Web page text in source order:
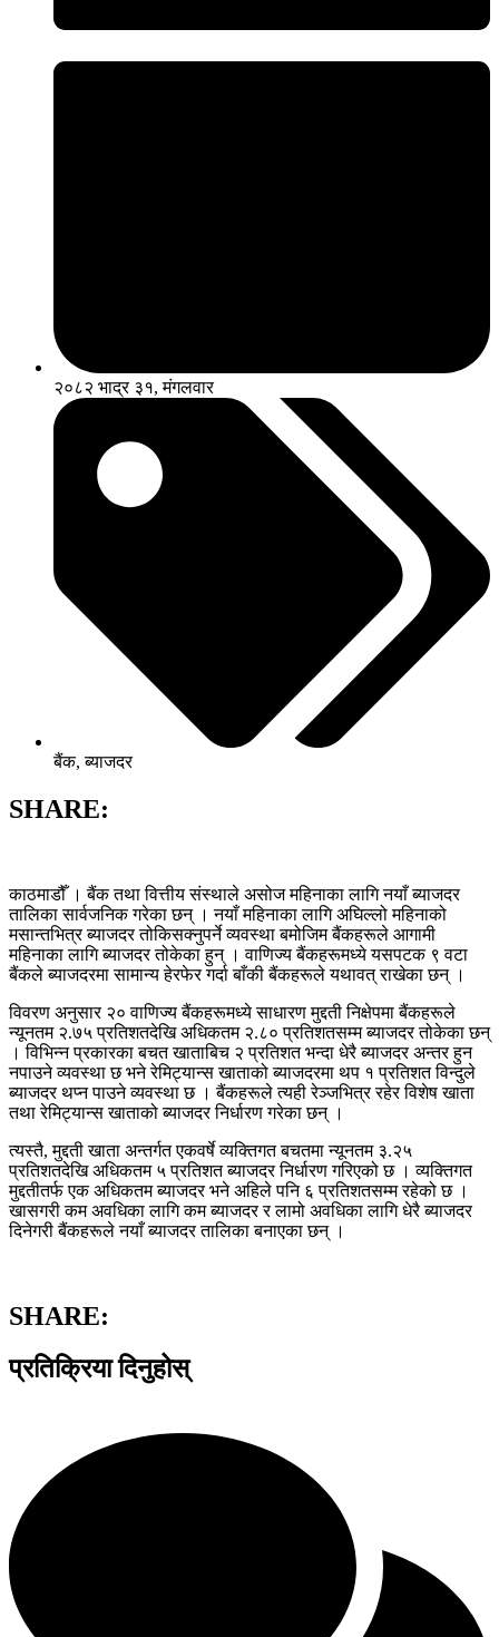
२०८२ भाद्र ३१, मंगलवार
बैंक,ब्याजदर
SHARE:
काठमाडौँ । बैंक तथा वित्तीय संस्थाले असोज महिनाका लागि नयाँ ब्याजदर
तालिका सार्वजनिक गरेका छन् । नयाँ महिनाका लागि अघिल्लो महिनाको
मसान्तभित्र ब्याजदर तोकिसक्नुपर्ने व्यवस्था बमोजिम बैंकहरूले आगामी
महिनाका लागि ब्याजदर तोकेका हुन् । वाणिज्य बैंकहरूमध्ये यसपटक ९ वटा
बैंकले ब्याजदरमा सामान्य हेरफेर गर्दा बाँकी बैंकहरूले यथावत् राखेका छन् ।
विवरण अनुसार २० वाणिज्य बैंकहरूमध्ये साधारण मुद्दती निक्षेपमा बैंकहरूले
न्यूनतम २.७५ प्रतिशतदेखि अधिकतम २.८० प्रतिशतसम्म ब्याजदर तोकेका छन्
। विभिन्न प्रकारका बचत खाताबिच २ प्रतिशत भन्दा धेरै ब्याजदर अन्तर हुन
नपाउने व्यवस्था छ भने रेमिट्यान्स खाताको ब्याजदरमा थप १ प्रतिशत विन्दुले
ब्याजदर थप्न पाउने व्यवस्था छ । बैंकहरूले त्यही रेञ्जभित्र रहेर विशेष खाता
तथा रेमिट्यान्स खाताको ब्याजदर निर्धारण गरेका छन् ।
त्यस्तै, मुद्दती खाता अन्तर्गत एकवर्षे व्यक्तिगत बचतमा न्यूनतम ३.२५
प्रतिशतदेखि अधिकतम ५ प्रतिशत ब्याजदर निर्धारण गरिएको छ । व्यक्तिगत
मुद्दतीतर्फ एक अधिकतम ब्याजदर भने अहिले पनि ६ प्रतिशतसम्म रहेको छ ।
खासगरी कम अवधिका लागि कम ब्याजदर र लामो अवधिका लागि धेरै ब्याजदर
दिनेगरी बैंकहरूले नयाँ ब्याजदर तालिका बनाएका छन् ।
SHARE:
प्रतिक्रिया दिनुहोस्